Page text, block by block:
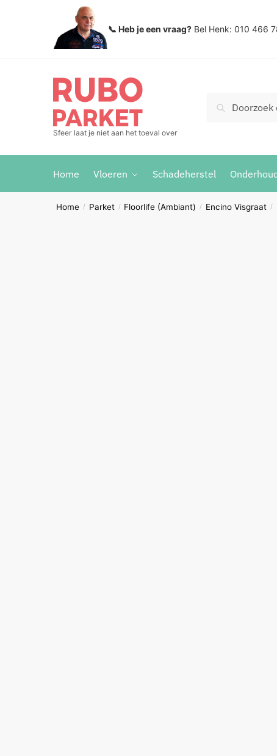
📞 Heb je een vraag? Bel Henk: 010 466
Sfeer laat je niet aan het toeval over
voor:
Home Vloeren Schadeherstel
Home / Parket / Floorlife (Ambiant) / Encino Visgraat /